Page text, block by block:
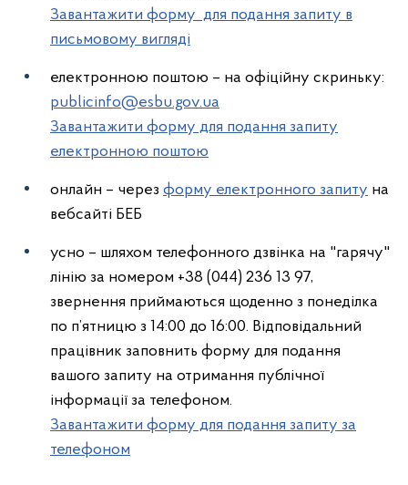
Завантажити форму для подання запиту в
письмовому вигляді
електронною поштою – на офіційну скриньку:
publicinfo@esbu.gov.ua
Завантажити форму для подання запиту
електронною поштою
онлайн – через форму електронного запиту на
вебсайті БЕБ
усно – шляхом телефонного дзвінка на "гарячу"
лінію за номером +38 (044) 236 13 97,
звернення приймаються щоденно з понеділка
по п’ятницю з 14:00 до 16:00. Відповідальний
працівник заповнить форму для подання
вашого запиту на отримання публічної
інформації за телефоном.
Завантажити форму для подання запиту за
телефоном